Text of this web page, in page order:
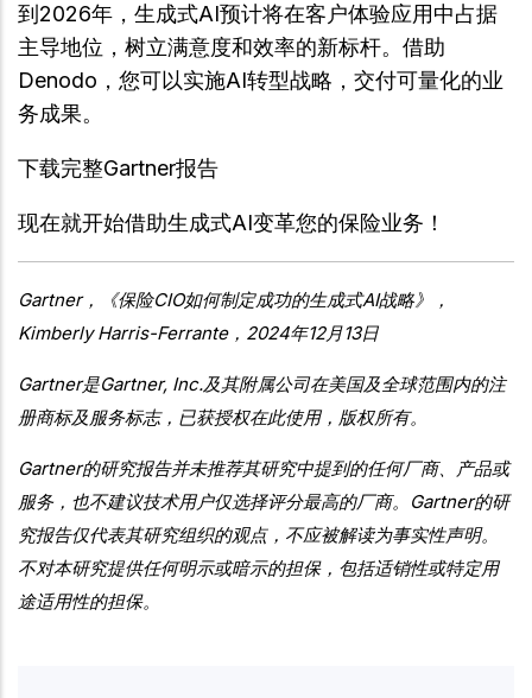
到2026年，生成式AI预计将在客户体验应用中占据
主导地位，树立满意度和效率的新标杆。借助
Denodo，您可以实施AI转型战略，交付可量化的业
务成果。
下载完整Gartner报告
现在就开始借助生成式AI变革您的保险业务！
Gartner，《保险CIO如何制定成功的生成式AI战略》，
Kimberly Harris-Ferrante，2024年12月13日
Gartner是Gartner, Inc.及其附属公司在美国及全球范围内的注
册商标及服务标志，已获授权在此使用，版权所有。
Gartner的研究报告并未推荐其研究中提到的任何厂商、产品或
服务，也不建议技术用户仅选择评分最高的厂商。Gartner的研
究报告仅代表其研究组织的观点，不应被解读为事实性声明。
不对本研究提供任何明示或暗示的担保，包括适销性或特定用
途适用性的担保。